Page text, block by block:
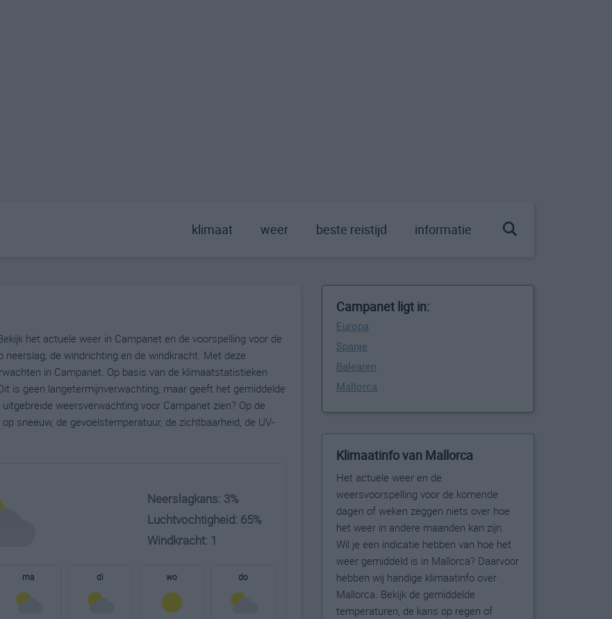
klimaat weer beste reistijd informatie
het actuele weer in Campanet en de voorspelling voor de
de windrichting en de windkracht. Met deze
in Campanet. Op basis van de klimaatstatistieken
is geen langetermijnverwachting, maar geeft het gemiddelde
weersverwachting voor Campanet zien? Op de
sneeuw, de gevoelstemperatuur, de zichtbaarheid, de UV-
Neerslagkans: 3%
Luchtvochtigheid: 65%
Windkracht: 1
ma di wo do
Campanet ligt in:
Europa
Spanje
Balearen
Mallorca
Klimaatinfo van Mallorca
Het actuele weer en de
weersvoorspelling voor de komende
dagen of weken zeggen niets over hoe
het weer in andere maanden kan zijn.
Wil je een indicatie hebben van hoe het
weer gemiddeld is in Mallorca? Daarvoor
hebben wij handige klimaatinfo over
Mallorca. Bekijk de gemiddelde
temperaturen, de kans op regen of